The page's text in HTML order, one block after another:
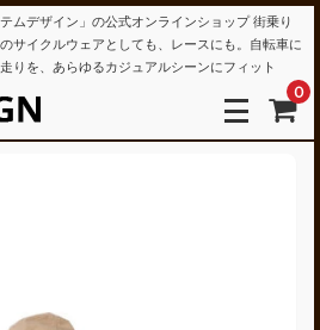
ムデザイン」の公式オンラインショップ 街乗り
サイクルウェアとしても、レースにも。自転車に
りを、あらゆるカジュアルシーンにフィット
0